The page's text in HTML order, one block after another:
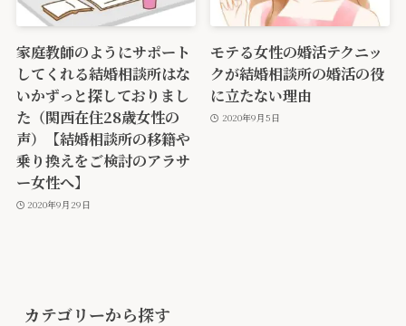
家庭教師のようにサポート
してくれる結婚相談所はな
いかずっと探しておりまし
た（関西在住28歳女性の
声）【結婚相談所の移籍や
乗り換えをご検討のアラサ
ー女性へ】
2020年9月29日
モテる女性の婚活テクニッ
クが結婚相談所の婚活の役
に立たない理由
2020年9月5日
カテゴリーから探す